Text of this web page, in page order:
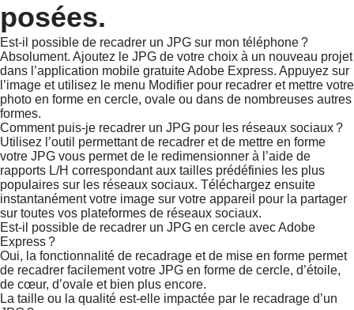
posées.
Est-il possible de recadrer un JPG sur mon téléphone ?
Absolument. Ajoutez le JPG de votre choix à un nouveau projet
dans l’application mobile gratuite Adobe Express. Appuyez sur
l’image et utilisez le menu Modifier pour recadrer et mettre votre
photo en forme en cercle, ovale ou dans de nombreuses autres
formes.
Comment puis-je recadrer un JPG pour les réseaux sociaux ?
Utilisez l’outil permettant de recadrer et de mettre en forme
votre JPG vous permet de le redimensionner à l’aide de
rapports L/H correspondant aux tailles prédéfinies les plus
populaires sur les réseaux sociaux. Téléchargez ensuite
instantanément votre image sur votre appareil pour la partager
sur toutes vos plateformes de réseaux sociaux.
Est-il possible de recadrer un JPG en cercle avec Adobe
Express ?
Oui, la fonctionnalité de recadrage et de mise en forme permet
de recadrer facilement votre JPG en forme de cercle, d’étoile,
de cœur, d’ovale et bien plus encore.
La taille ou la qualité est-elle impactée par le recadrage d’un